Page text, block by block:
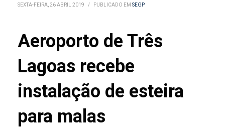
SEXTA-FEIRA, 26 ABRIL 2019 / PUBLICADO EM SEGP
Aeroporto de Três
Lagoas recebe
instalação de esteira
para malas